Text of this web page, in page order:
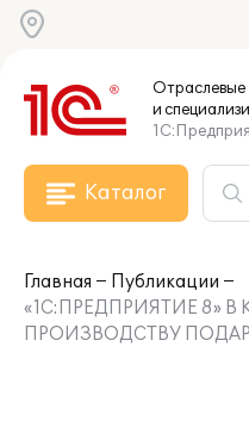
Отраслевые
и
Каталог
Главная
Публикации
«1С:ПРЕДПРИЯТИЕ 8»
ПРОИЗВОДСТВУ